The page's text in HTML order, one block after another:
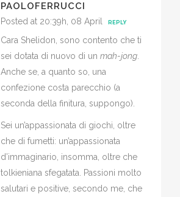
PAOLOFERRUCCI
Posted at 20:39h, 08 April REPLY
Cara Shelidon, sono contento che ti
sei dotata di nuovo di unmah-jong
Anche se, a quanto so, una
confezione costa parecchio (a
seconda della finitura, suppongo).
Sei un’appassionata di giochi, oltre
che di fumetti: un’appassionata
d’immaginario, insomma, oltre che
tolkieniana sfegatata. Passioni molto
salutari e positive, secondo me, che